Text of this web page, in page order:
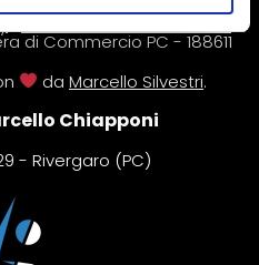
|Gestisci consenso cookie|
di Commercio PC - 188611
daMarcello Silvestri.
Chiapponi
- Rivergaro (PC)